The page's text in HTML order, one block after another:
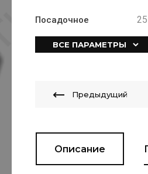
Посадочное
ВСЕ ПАРАМЕТРЫ
Предыдущий
Описание